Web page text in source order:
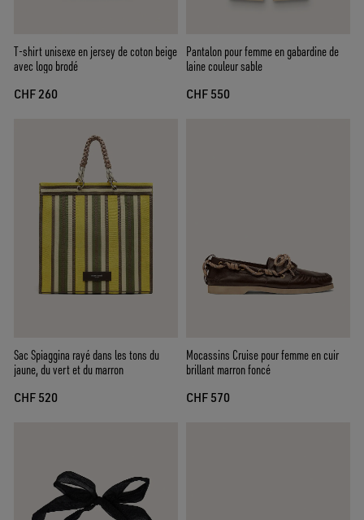
T-shirt unisexe en jersey de coton beige
avec logo brodé
CHF 260
Pantalon pour femme en gabardine de
laine couleur sable
CHF 550
Sac Spiaggina rayé dans les tons du
jaune, du vert et du marron
CHF 520
Mocassins Cruise pour femme en cuir
brillant marron foncé
CHF 570